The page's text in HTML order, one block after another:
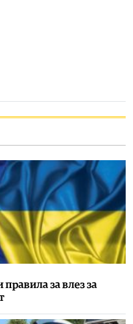
правила за влез за